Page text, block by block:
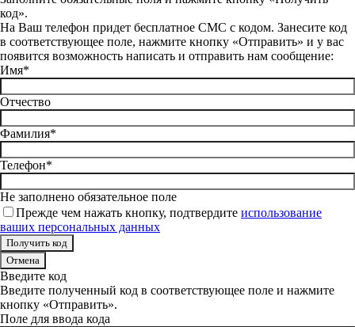
код».
На Ваш телефон придет бесплатное СМС с кодом. Занесите код
в соответствующее поле, нажмите кнопку «Отправить» и у вас
появится возможность написать и отправить нам сообщение:
Имя*
Отчество
Фамилия*
Телефон*
Не заполнено обязательное поле
Прежде чем нажать кнопку, подтвердите использование
ваших персональных данных
Отмена
Введите код
Введите полученный код в соответствующее поле и нажмите
кнопку «Отправить».
Поле для ввода кода